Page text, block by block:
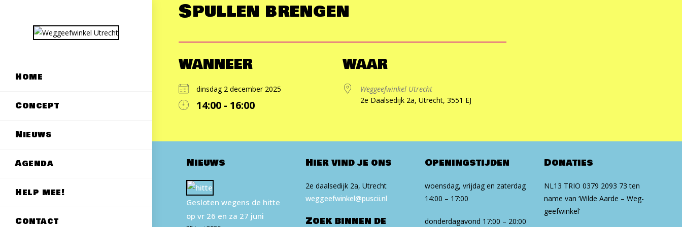
Home
Concept
Nieuws
Agenda
Help mee!
Contact
Spullen brengen
WANNEER
dinsdag 2 december 2025
14:00 - 16:00
WAAR
Weggeefwinkel Utrecht
2e Daalsedijk 2a, Utrecht, 3551 EJ
Nieuws
Gesloten wegens de hitte
op vr 26 en za 27 juni
Hier vind je ons
2e daalsedijk 2a, Utrecht
weg​geef​win​kel​@puscii​.nl
Zoek binnen de
Openingstijden
woensdag, vrijdag en zaterdag
14:00 – 17:00
donderdagavond 17:00 – 20:00
Donaties
NL13 TRIO 0379 2093 73 ten
na­me van ‘Wilde Aarde – Weg­
geef­win­kel’